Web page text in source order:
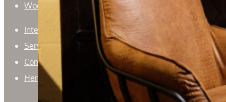
Woonaccessoires
Interieuradvies
Service
Contact
Herroepingsrecht